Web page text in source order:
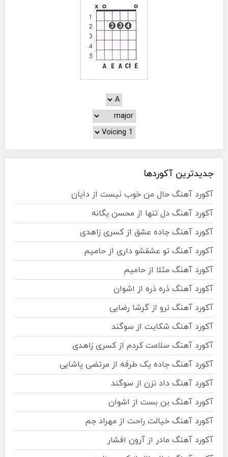
جدیدترین آکوردها
آکورد آهنگ حال من خوب نیست از دایان
آکورد آهنگ دل تنها از محسن یگانه
آکورد آهنگ جاده عشق از کسری زاهدی
آکورد آهنگ تو عشقشو داری از حامیم
آکورد آهنگ مثلا از حامیم
آکورد آهنگ ذره ذره از اشوان
آکورد آهنگ نرو از گرشا رضایی
آکورد آهنگ شکایت از سوگند
آکورد آهنگ سلامت کردم از کسری زاهدی
آکورد آهنگ جاده یک طرفه از مرتضی پاشایی
آکورد آهنگ داد نزن از سوگند
آکورد آهنگ بن بست از اشوان
آکورد آهنگ خیالت راحت از مهراد جم
آکورد آهنگ مادر از آرون افشار